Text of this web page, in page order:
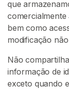
que
bem como
modificação
Não
informação de
exceto quando
I
S
>
I
n
í